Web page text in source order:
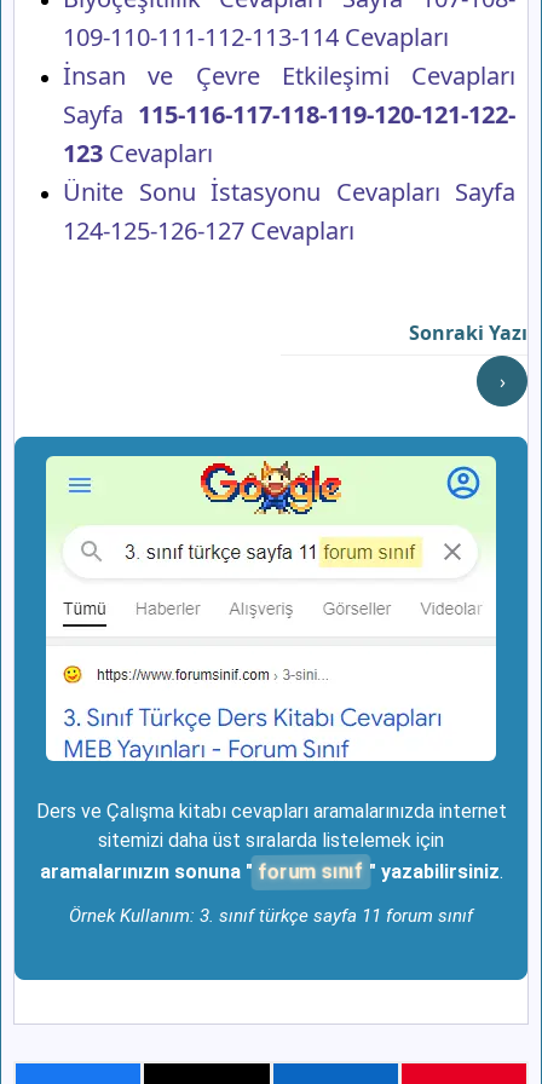
109-110-111-112-113-114 Cevapları
İnsan ve Çevre Etkileşimi Cevapları
Sayfa 115-116-117-118-119-120-121-122-
123 Cevapları
Ünite Sonu İstasyonu Cevapları Sayfa
124-125-126-127 Cevapları
Sonraki Yazı
›
Ders ve Çalışma kitabı cevapları aramalarınızda internet
sitemizi daha üst sıralarda listelemek için
aramalarınızın sonuna " forum sınıf " yazabilirsiniz.
Örnek Kullanım: 3. sınıf türkçe sayfa 11 forum sınıf